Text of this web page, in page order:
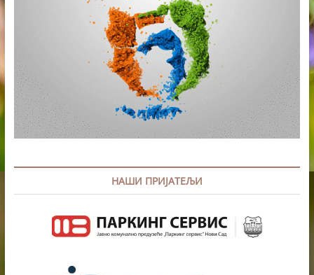
НАШИ ПРИЈАТЕЉИ